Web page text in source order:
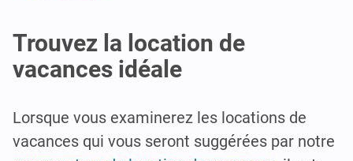
Trouvez la location de
vacances idéale
Lorsque vous examinerez les locations de
vacances qui vous seront suggérées par notre